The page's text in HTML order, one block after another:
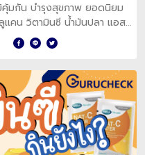
คุ้มกัน บำรุงสุขภาพ ยอดนิยม
เคน วิตามินซี น้ำมันปลา แอส